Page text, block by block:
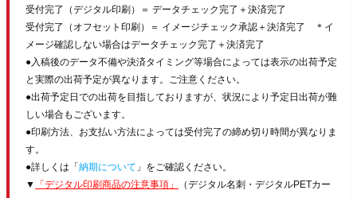
受付完了（デジタル印刷）＝ データチェック完了＋決済完了
受付完了（オフセット印刷）＝ イメージチェック承認＋決済完了 ＊イ
メージ確認しない場合はデータチェック完了＋決済完了
●入稿後のデータ不備や決済タイミング等場合によっては表示の出荷予定
と実際の出荷予定が異なります。ご注意ください。
●出荷予定日での出荷を目指しておりますが、状況により予定日出荷が難
しい場合もございます。
●印刷方法、お支払い方法によっては受付完了の締め切り時間が異なりま
す。
●詳しくは「 納期について 」をご確認ください。
▼
「デジタル印刷商品の注意事項」
（デジタル名刺・デジタルPETカー